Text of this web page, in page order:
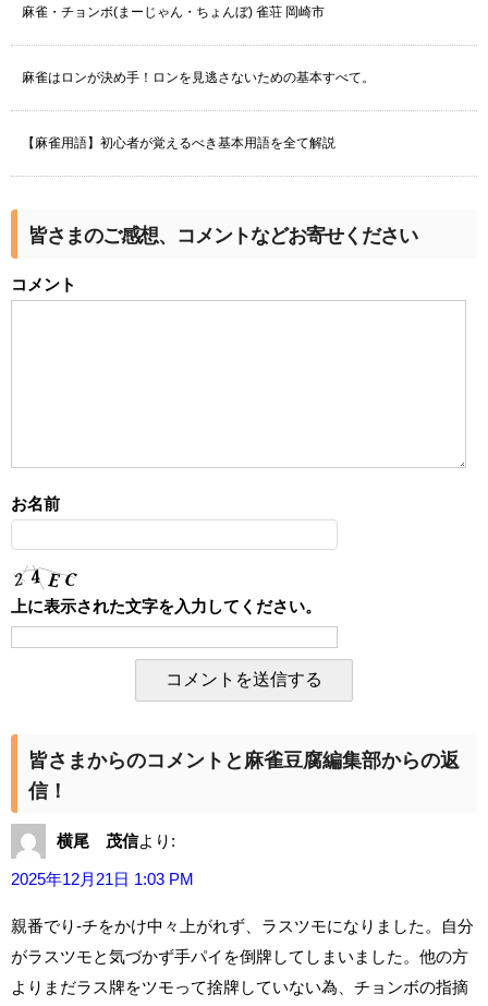
麻雀・チョンボ(まーじゃん・ちょんぼ) 雀荘 岡崎市
麻雀はロンが決め手！ロンを見逃さないための基本すべて。
【麻雀用語】初心者が覚えるべき基本用語を全て解説
皆さまのご感想、コメントなどお寄せください
コメント
お名前
上に表示された文字を入力してください。
皆さまからのコメントと麻雀豆腐編集部からの返
信！
横尾 茂信より:
2025年12月21日 1:03 PM
親番でり-チをかけ中々上がれず、ラスツモになりました。自分
がラスツモと気づかず手パイを倒牌してしまいました。他の方
よりまだラス牌をツモって捨牌していない為、チョンボの指摘